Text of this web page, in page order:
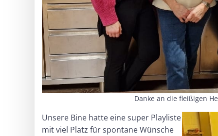
Danke an die fleißigen
Unsere Bine hatte eine super Playliste
mit viel Platz für spontane Wünsche